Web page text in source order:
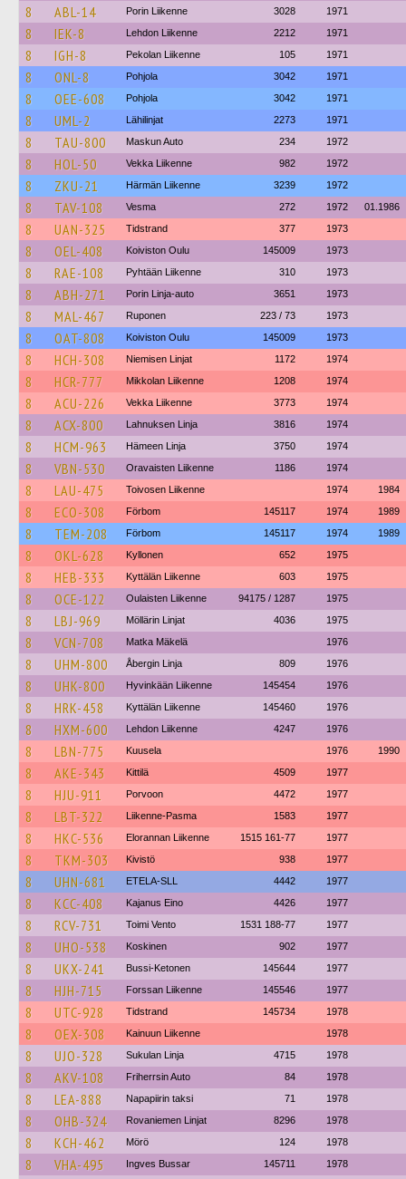
8 ABL-14 Porin Liikenne 3028 1971
8 IEK-8 Lehdon Liikenne 2212 1971
8 IGH-8 Pekolan Liikenne 105 1971
8 ONL-8 Pohjola 3042 1971
8 OEE-608 Pohjola 3042 1971
8 UML-2 Lähilinjat 2273 1971
8 TAU-800 Maskun Auto 234 1972
8 HOL-50 Vekka Liikenne 982 1972
8 ZKU-21 Härmän Liikenne 3239 1972
8 TAV-108 Vesma 272 1972 01.1986
8 UAN-325 Tidstrand 377 1973
8 OEL-408 Koiviston Oulu 145009 1973
8 RAE-108 Pyhtään Liikenne 310 1973
8 ABH-271 Porin Linja-auto 3651 1973
8 MAL-467 Ruponen 223 / 73 1973
8 OAT-808 Koiviston Oulu 145009 1973
8 HCH-308 Niemisen Linjat 1172 1974
8 HCR-777 Mikkolan Liikenne 1208 1974
8 ACU-226 Vekka Liikenne 3773 1974
8 ACX-800 Lahnuksen Linja 3816 1974
8 HCM-963 Hämeen Linja 3750 1974
8 VBN-530 Oravaisten Liikenne 1186 1974
8 LAU-475 Toivosen Liikenne 1974 1984
8 ECO-308 Förbom 145117 1974 1989
8 TEM-208 Förbom 145117 1974 1989
8 OKL-628 Kyllonen 652 1975
8 HEB-333 Kyttälän Liikenne 603 1975
8 OCE-122 Oulaisten Liikenne 94175 / 1287 1975
8 LBJ-969 Möllärin Linjat 4036 1975
8 VCN-708 Matka Mäkelä 1976
8 UHM-800 Åbergin Linja 809 1976
8 UHK-800 Hyvinkään Liikenne 145454 1976
8 HRK-458 Kyttälän Liikenne 145460 1976
8 HXM-600 Lehdon Liikenne 4247 1976
8 LBN-775 Kuusela 1976 1990
8 AKE-343 Kittilä 4509 1977
8 HJU-911 Porvoon 4472 1977
8 LBT-322 Liikenne-Pasma 1583 1977
8 HKC-536 Elorannan Liikenne 1515 161-77 1977
8 TKM-303 Kivistö 938 1977
8 UHN-681 ETELA-SLL 4442 1977
8 KCC-408 Kajanus Eino 4426 1977
8 RCV-731 Toimi Vento 1531 188-77 1977
8 UHO-538 Koskinen 902 1977
8 UKX-241 Bussi-Ketonen 145644 1977
8 HJH-715 Forssan Liikenne 145546 1977
8 UTC-928 Tidstrand 145734 1978
8 OEX-308 Kainuun Liikenne 1978
8 UJO-328 Sukulan Linja 4715 1978
8 AKV-108 Friherrsin Auto 84 1978
8 LEA-888 Napapiirin taksi 71 1978
8 OHB-324 Rovaniemen Linjat 8296 1978
8 KCH-462 Mörö 124 1978
8 VHA-495 Ingves Bussar 145711 1978